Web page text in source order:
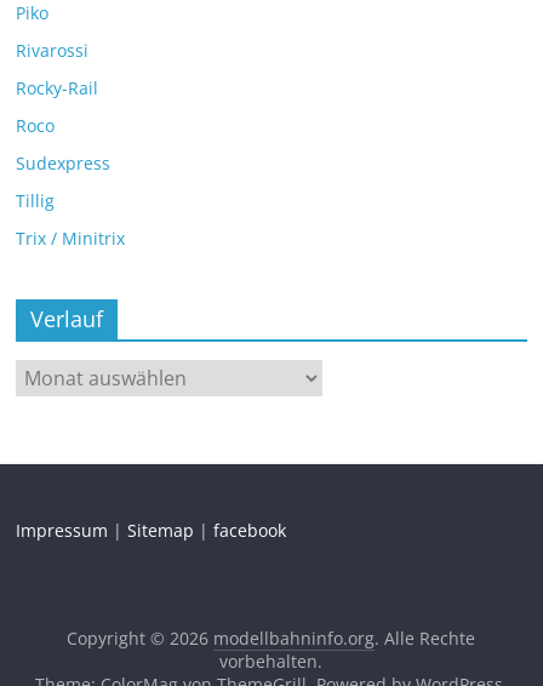
Piko
Rivarossi
Rocky-Rail
Roco
Sudexpress
Tillig
Trix / Minitrix
Verlauf
Impressum |Sitemap |facebook
Copyright © 2026 modellbahninfo.org. Alle Rechte
vorbehalten.